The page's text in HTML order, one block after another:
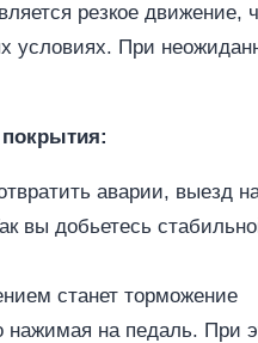
резкое движение,
условиях. При
аварии, выезд
вы добьетесь
станет торможение
нажимая на педаль. При